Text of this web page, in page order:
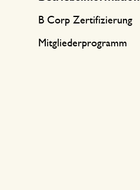
Tischwäsche
Tee-Zubehör
Kerzenhalter
Körbe
B Corp Zertifizierung
Mitgliederprogramm